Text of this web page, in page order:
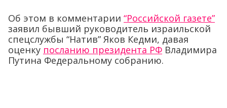
Об этом в комментарии “Российской газете”
заявил бывший руководитель израильской
спецслужбы “Натив” Яков Кедми, давая
оценку посланию президента РФ Владимира
Путина Федеральному собранию.